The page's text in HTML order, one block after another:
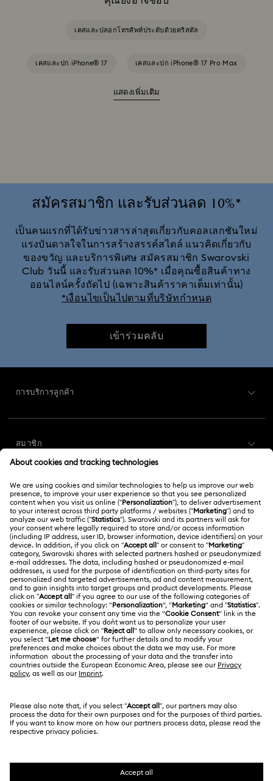
เคสและปลอกโทรศัพท์ประดับด้วยคริสตัล
เคสและปก iPhone® 17 เคสและปก iPhone® 17 Pro Max
เคสและปกสำหรับ iPhone® 17 Pro
เคสและปลอกโทรศัพท์ iPhone® 15 Pro Max
เคสและฝาครอบ iPhone® 16 Pro
เคสและฝาครอบ iPhone® 16 Pro Max
เคสและฝาครอบโทรศัพท์ iPhone® 16
แสดงเพิ่มเติม
สมัครสมาชิก และรับส่วนลด 10%*
เป็นคนแรกที่ได้รับข่าวสารล่าสุดเกี่ยวกับคอลเลกชันใหม่
แรงบันดาลใจในการสร้างสรรค์สไตล์ แนวคิดเกี่ยวกับ
ของขวัญ และบริการพิเศษ สมัครสมาชิก Swarovski
Club วันนี้ และรับส่วนลด 10%* เมื่อคุณซื้อสินค้าทาง
ออนไลน์ครั้งถัดไป (เฉพาะสินค้าราคาเต็มเท่านั้น)
*เงื่อนไขเป็นไปตามที่บริษัทกำหนด
เข้าร่วมคลับ
การบริการลูกค้า
ยอดคงเหลือของบัตรของขวัญ
การส่งสินค้า
การส่งคืนและการเปลี่ยน
สถานะการซ่อม
ติดต่อเรา
คู่มือขนาด
ค้นหาร้านค้า
สมาชิก
Swarovski Club
Swarovski Crystal Society (SCS)
เกี่ยวกับเรา
เกี่ยวกับ Swarovski
งานและอาชีพ
Alumni Community
สำหรับมืออาชีพ
ไซต์แมป
Swarovski Created Diamonds
Kristallwelten
Code of Conduct & Policies
กฎหมาย
ข้อกำหนดการใช้งาน
ข้อกำหนดและเงื่อนไข
นโยบายด้านความเป็นส่วนตัว
ความยินยอมในการใช้คุกกี้
ข้อมูลเกี่ยวกับ REACH
ประเทศไทย
English
ไทย
SWAROVSKI and the SWAN logo are registered and
trademarks of Swarovski AG.